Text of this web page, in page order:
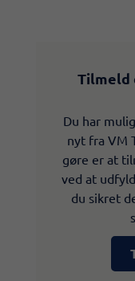
Tilmeld
Du har
nyt fra VM
gøre er at
ved at
du sikret